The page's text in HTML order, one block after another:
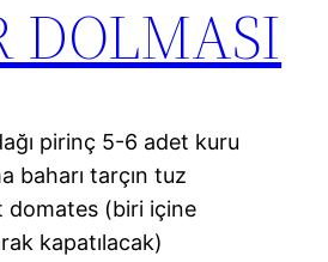
DOLMASI
pirinç 5-6 adet kuru
baharı tarçın tuz
domates (biri içine
kapatılacak)